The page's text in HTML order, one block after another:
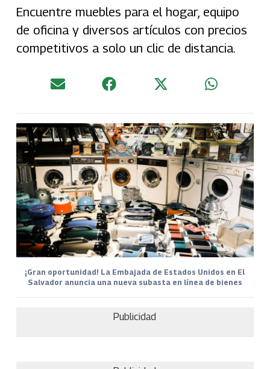
Encuentre muebles para el hogar, equipo
de oficina y diversos artículos con precios
competitivos a solo un clic de distancia.
¡Gran oportunidad! La Embajada de Estados Unidos en El
Salvador anuncia una nueva subasta en línea de bienes
Publicidad